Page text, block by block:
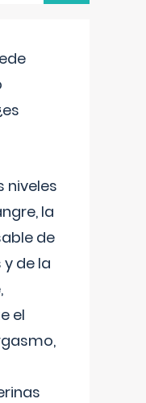
niveles
la
de
de la
el